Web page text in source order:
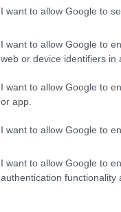
I want to allow Google to
I want to allow Google to
web or device identifiers in
I want to allow Google to
or app.
I want to allow Google to
I want to allow Google to
authentication functionality
Σε
και
μια